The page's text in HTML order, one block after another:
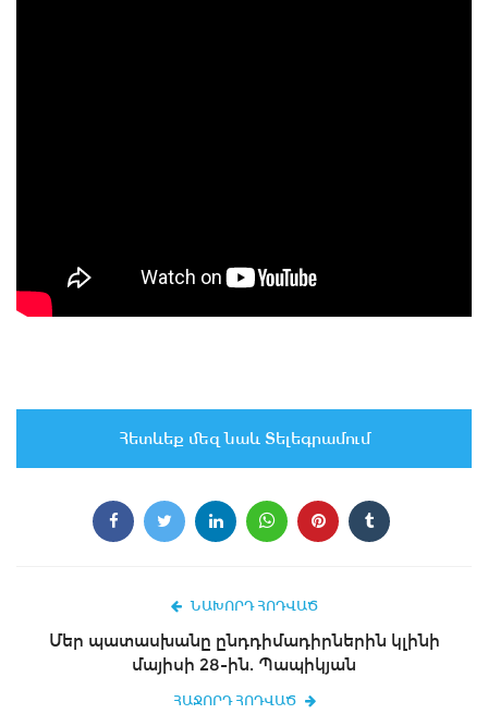
Հետևեք մեզ նաև Տելեգրամում
ՆԱԽՈՐԴ ՀՈԴՎԱԾ
Մեր պատասխանը ընդդիմադիրներին կլինի
մայիսի 28-ին. Պապիկյան
ՀԱՋՈՐԴ ՀՈԴՎԱԾ